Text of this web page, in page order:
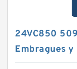
24VC850
Embragues y